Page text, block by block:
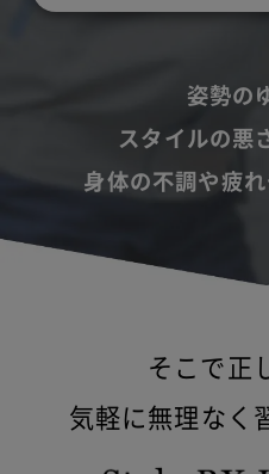
姿勢の
スタイルの悪
身体の不調や疲
そこで 正
気軽に無理なく